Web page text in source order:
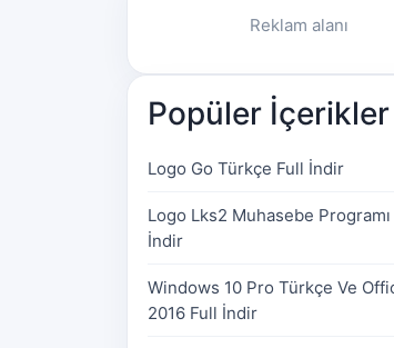
Reklam alanı
Popüler İçerikler
Logo Go Türkçe Full İndir
Logo Lks2 Muhasebe Programı
İndir
Windows 10 Pro Türkçe Ve
2016 Full İndir